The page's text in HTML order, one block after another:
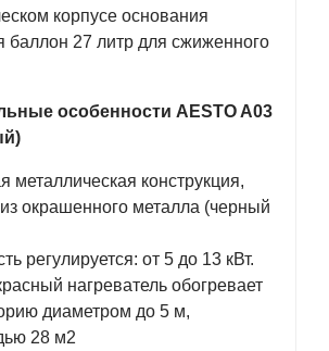
корпусе основания
баллон 27 литр для сжиженного
особенности AESTO A03
металлическая конструкция,
окрашенного металла (черный
регулируется: от 5 до 13 кВт.
нагреватель обогревает
диаметром до 5 м,
28 м2